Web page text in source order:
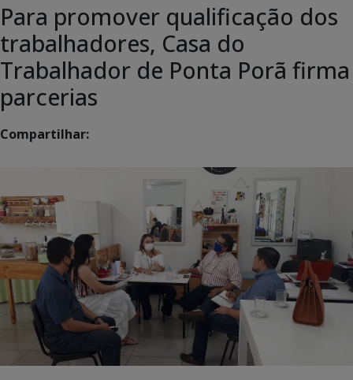
Para promover qualificação dos
trabalhadores, Casa do
Trabalhador de Ponta Porã firma
parcerias
Compartilhar: